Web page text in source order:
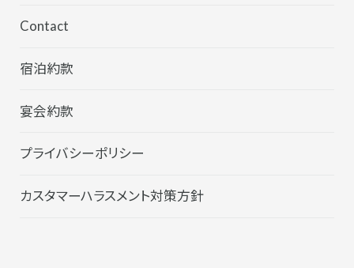
Contact
宿泊約款
宴会約款
プライバシーポリシー
カスタマーハラスメント対策方針